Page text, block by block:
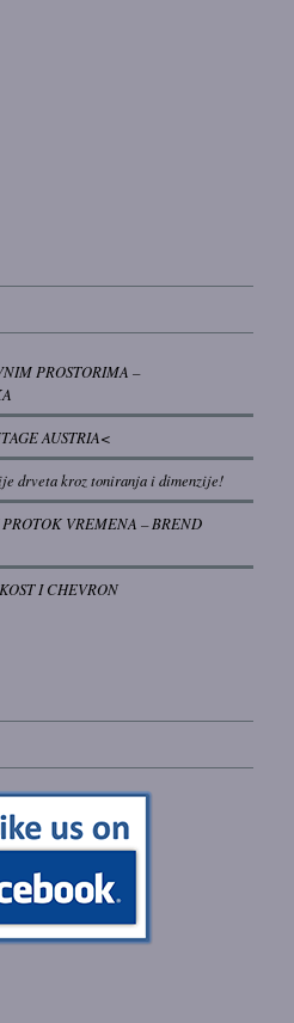
PROSTORIMA –
AUSTRIA<
drveta kroz toniranja i dimenzije!
VREMENA – BREND
I CHEVRON